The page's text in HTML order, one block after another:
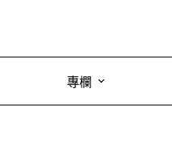
專欄